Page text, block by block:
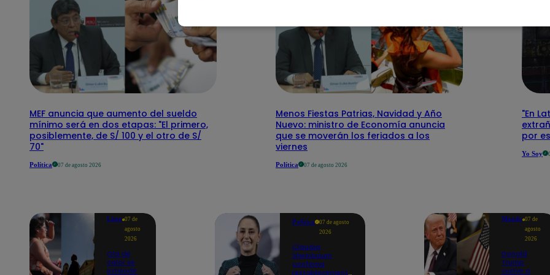
MEF anuncia que aumento del sueldo
mínimo será en dos etapas: "El primero,
posiblemente, de S/ 100 y el otro de S/
70"
Política 07 de agosto 2026
Menos Fiestas Patrias, Navidad y Año
Nuevo: ministro de Economía anuncia
que se moverán los feriados a los
viernes
Política 07 de agosto 2026
"En
por
Yo Soy
Lima 07 de
agosto
2026
Ola de
calor se
extiende
Política
07 de agosto
2026
Claudia
Sheinbaum
confirma
restablecimiento
Mundo 07 de
agosto
2026
Donald
Trump
vuelve a